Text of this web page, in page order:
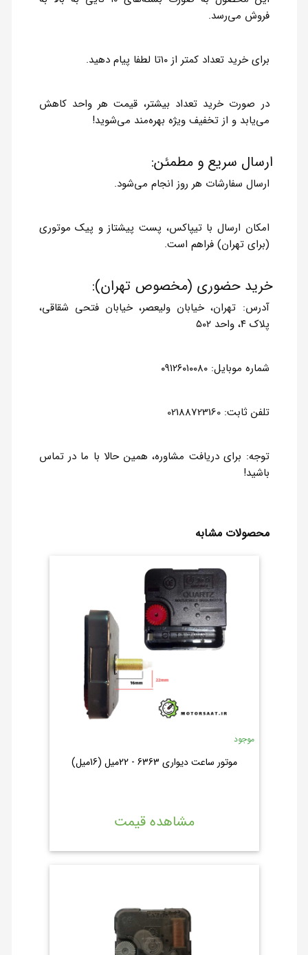
فروش می‌رسد.
برای خرید تعداد کمتر از ۱۰تا لطفا پیام دهید.
در صورت خرید تعداد بیشتر، قیمت هر واحد کاهش
می‌یابد و از تخفیف ویژه بهره‌مند می‌شوید!
ارسال سریع و مطمئن:
ارسال سفارشات هر روز انجام می‌شود.
امکان ارسال با تیپاکس، پست پیشتاز و پیک موتوری
(برای تهران) فراهم است.
خرید حضوری (مخصوص تهران):
آدرس: تهران، خیابان ولیعصر، خیابان فتحی شقاقی،
پلاک ۴، واحد ۵۰۲
شماره موبایل: ۰۹۱۲۶۰۱۰۰۸۰
تلفن ثابت: 02188723160
توجه: برای دریافت مشاوره، همین حالا با ما در تماس
باشید!
محصولات مشابه
موجود
موتور ساعت دیواری 6363 - 22میل (16میل)
مشاهده قیمت